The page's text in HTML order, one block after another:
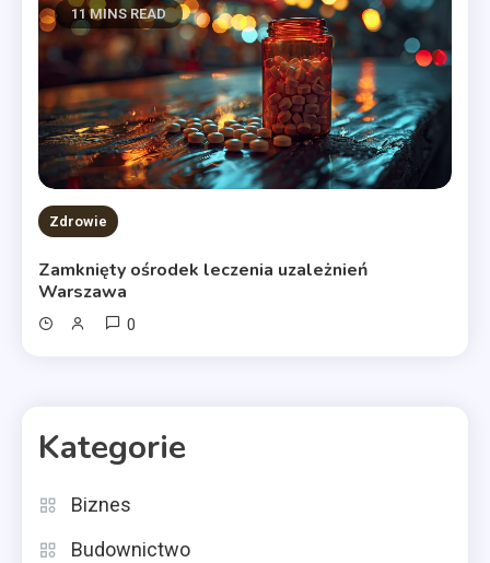
11 MINS READ
Zdrowie
Zamknięty ośrodek leczenia uzależnień
Warszawa
0
Kategorie
Biznes
Budownictwo